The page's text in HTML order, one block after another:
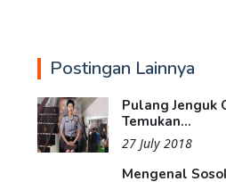
Postingan Lainnya
Pulang Jenguk
Temukan...
27 July 2018
Mengenal